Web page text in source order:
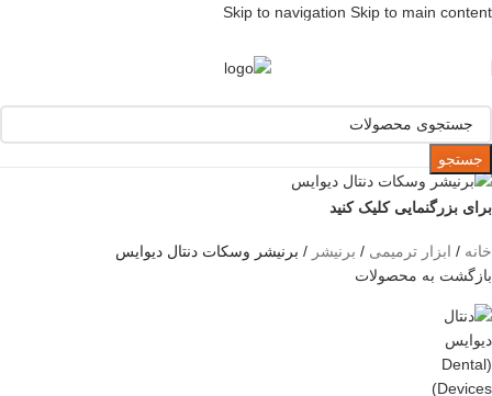
Skip to navigation Skip to main content
[ یکبار خرید و یک عمر استفاده ]
جستجو
برای بزرگنمایی کلیک کنید
خانه / ابزار ترمیمی / برنیشر / برنیشر وسکات دنتال دیوایس
بازگشت به محصولات